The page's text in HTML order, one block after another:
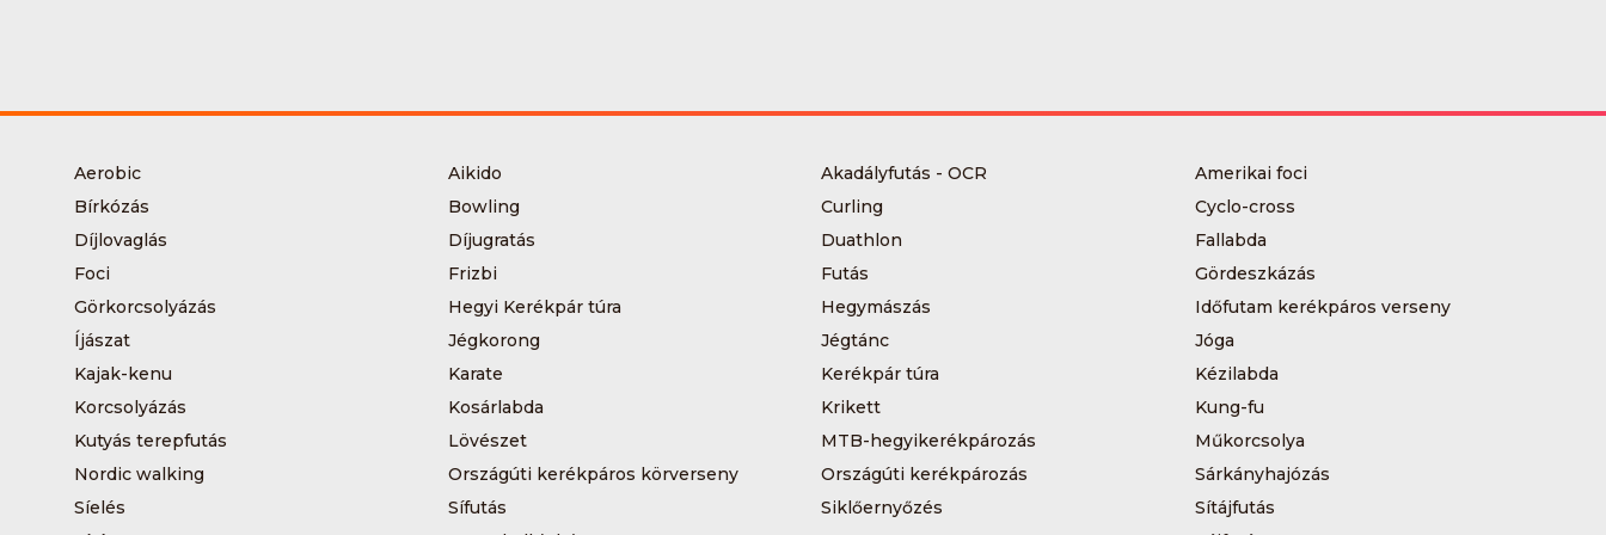
Aerobic Aikido Akadályfutás - OCR
Amerikai foci
Bírkózás
Bowling Curling
Cyclo-cross
Díjlovaglás
Díjugratás Duathlon
Fallabda
Foci
Frizbi Futás
Gördeszkázás
Görkorcsolyázás
Hegyi Kerékpár túra Hegymászás
Időfutam kerékpáros verseny
Íjászat
Jégkorong Jégtánc
Jóga
Kajak-kenu
Karate Kerékpár túra
Kézilabda
Korcsolyázás
Kosárlabda Krikett
Kung-fu
Kutyás terepfutás
Lövészet MTB-hegyikerékpározás
Műkorcsolya
Nordic walking
Országúti kerékpáros körverseny Országúti kerékpározás
Sárkányhajózás
Síelés
Sífutás Siklőernyőzés
Sítájfutás